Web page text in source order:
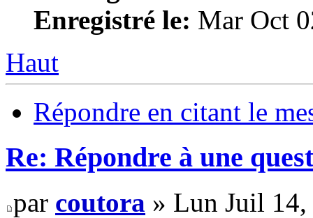
Enregistré le: Mar Oct
Haut
Répondre en citant le
Re: Répondre à une
par coutora » Lun Juil 14,